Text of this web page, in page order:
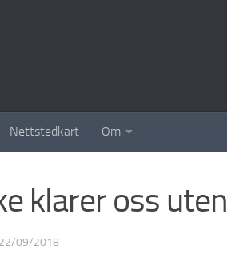
Nettstedkart Om
klarer oss uten
22/09/2018